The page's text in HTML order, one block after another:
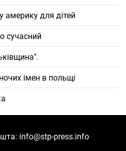
америку для дітей
сучасний
імен в польщі
info@stp-press.info